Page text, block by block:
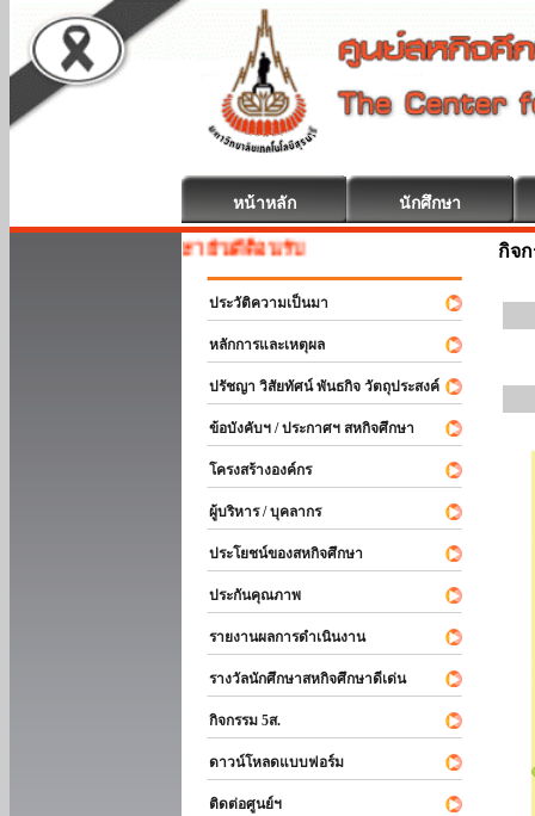
หน้าหลัก นักศึกษา
สหกิจศึกษา ยินดีต้อนรับ
ประวัติความเป็นมา
หลักการและเหตุผล
ปรัชญา วิสัยทัศน์ พันธกิจ วัตถุประสงค์
ข้อบังคับฯ / ประกาศฯ สหกิจศึกษา
โครงสร้างองค์กร
ผู้บริหาร / บุคลากร
ประโยชน์ของสหกิจศึกษา
ประกันคุณภาพ
รายงานผลการดำเนินงาน
รางวัลนักศึกษาสหกิจศึกษาดีเด่น
กิจกรรม 5ส.
ดาวน์โหลดแบบฟอร์ม
ติดต่อศูนย์ฯ
กิจ